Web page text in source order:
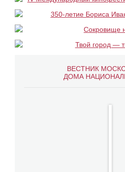
ВЕСТНИК
ДОМА